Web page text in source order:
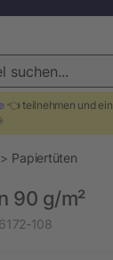
👈 teilnehmen und ein
Papiertüten
90 g/m²
108